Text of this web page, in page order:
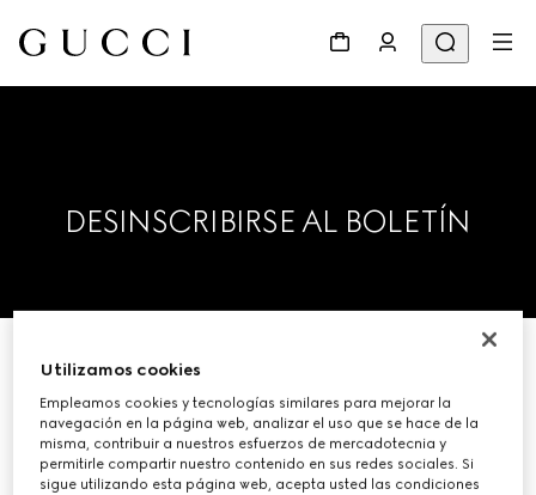
DESINSCRIBIRSE AL BOLETÍN
Introduzca su dirección de correo
electrónico a continuación y
eliminaremos su dirección de
nuestra lista de correo electrónico.
Utilizamos cookies
Empleamos cookies y tecnologías similares para mejorar la
navegación en la página web, analizar el uso que se hace de la
misma, contribuir a nuestros esfuerzos de mercadotecnia y
permitirle compartir nuestro contenido en sus redes sociales. Si
sigue utilizando esta página web, acepta usted las condiciones